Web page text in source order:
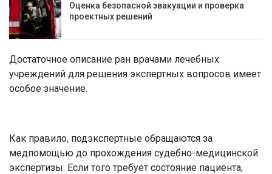
Оценка безопасной эвакуации и проверка
проектных решений
Достаточное описание ран врачами лечебных
учреждений для решения экспертных вопросов имеет
особое значение.
Как правило, подэкспертные обращаются за
медпомощью до прохождения судебно-медицинской
экспертизы. Если того требует состояние пациента,